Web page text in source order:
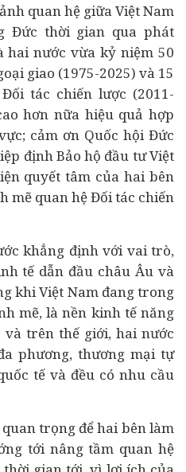
quan hệ giữa Việt Nam
Đức thời gian qua phát
nước vừa kỷ niệm 50
giao (1975-2025) và 15
tác chiến lược (2011-
hơn nữa hiệu quả hợp
cảm ơn Quốc hội Đức
định Bảo hộ đầu tưViệt
quyết tâm của hai bên
mẽ quan hệ Đối tác chiến
khẳng định với vai trò,
tế dẫn đầu châu Âu và
khi Việt Nam đang trong
mẽ, là nền kinh tế năng
trên thế giới, hai nước
phương, thương mại tự
tế và đều có nhu cầu
trọng để hai bên làm
tới nâng tầm quan hệ